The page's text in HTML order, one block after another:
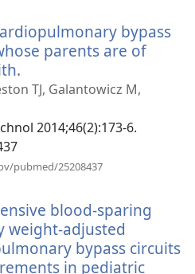
вікні)bypass
parents are of
у
вікні)
TJ, Galantowicz M,
2014;46(2):173-6.
pubmed/25208437
вікні)
blood-sparing
weight-adjusted
bypass circuits
in pediatric